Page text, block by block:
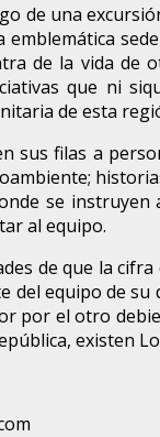
de una
emblemática
de la vida de
que ni
de esta
sus filas a
se
al equipo.
de que la
del equipo de
por el otro
existen